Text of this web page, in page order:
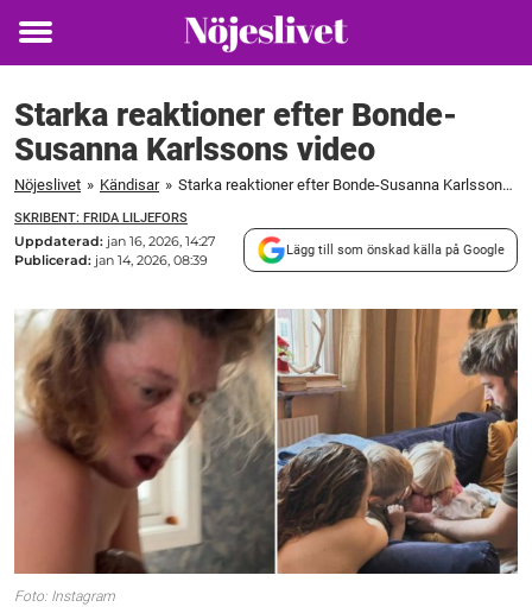
Toggle
Starka reaktioner efter Bonde-
Susanna Karlssons video
Nöjeslivet » Kändisar » Starka reaktioner efter Bonde-Susanna Karlssons video
SKRIBENT: FRIDA LILJEFORS
Uppdaterad: jan 16, 2026, 14:27
Publicerad: jan 14, 2026, 08:39
Lägg till som önskad källa på Google
Foto: Instagram